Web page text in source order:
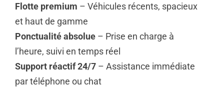
Flotte premium – Véhicules récents, spacieux
et haut de gamme
Ponctualité absolue – Prise en charge à
l’heure, suivi en temps réel
Support réactif 24/7 – Assistance immédiate
par téléphone ou chat